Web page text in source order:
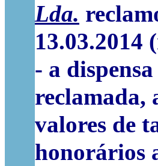
Lda.
13.03.2014
- a
reclamada,
valores de
honorários